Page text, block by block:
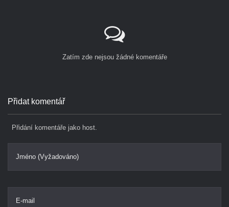
Zatím zde nejsou žádné komentáře
Přidat komentář
Přidání komentáře jako host.
Jméno (Vyžadováno)
E-mail